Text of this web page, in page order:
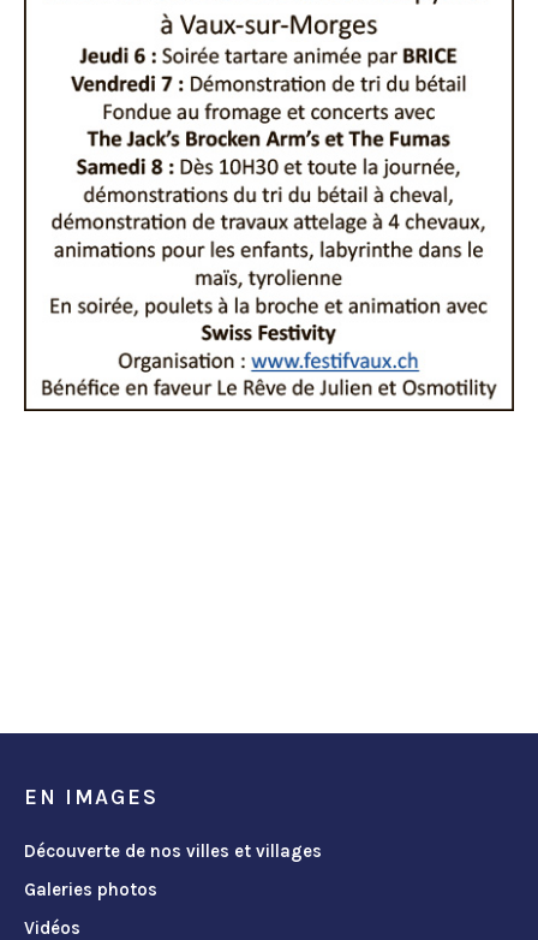
EN IMAGES
Découverte de nos villes et villages
Galeries photos
Vidéos